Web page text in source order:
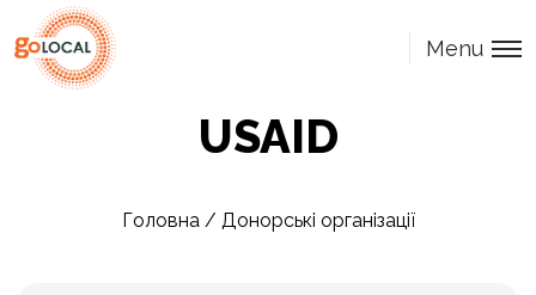
Menu
USAID
Головна/ Донорські організації